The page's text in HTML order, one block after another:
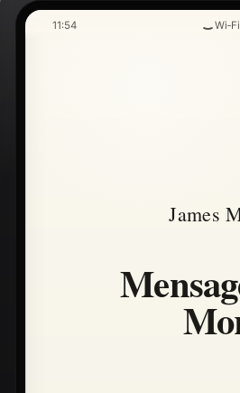
11:54 Wi‑Fi
James